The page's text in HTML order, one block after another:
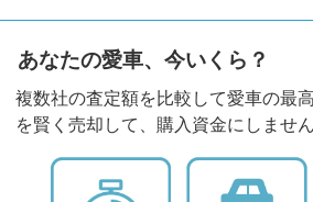
あなたの愛車、今いくら？
複数社の査定額を比較して愛車の最
を賢く売却して、購入資金にしませ